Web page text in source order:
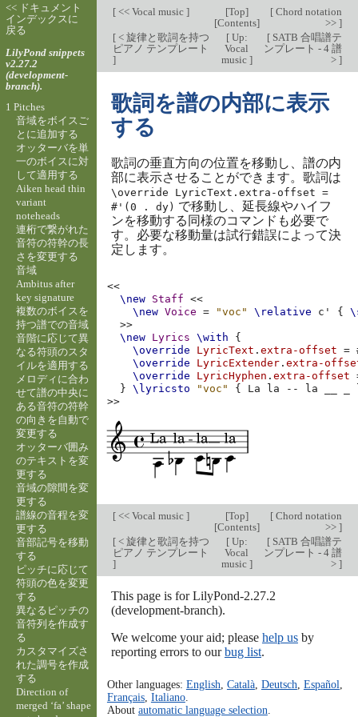
[<< Vocal music ] [Top]
[Contents]
[Chord notation
>> ]
[< 旋律と歌詞を持つ
ピアノ テンプレート
]
[Up:
Vocal
music ]
[SATB 合唱譜テ
ンプレート - 4 譜
> ]
歌詞を譜の内部に表示
する
歌詞の垂直方向の位置を移動し、譜の内
部に表示させることができます。歌詞は
\override LyricText.extra-offset =
#'(0 . dy) で移動し、延長線やハイフ
ンを移動する同様のコマンドも必要で
す。必要な移動量は試行錯誤によって決
定します。
<<
\new Staff
<<
\new Voice = "voc" \relative c' {
>>
\new Lyrics \with
{
\override
LyricText .extra-offset =
\override
LyricExtender .extra-
\override
LyricHyphen .extra-offset
}
\lyricsto "voc" { La la -- la
>>
[<< Vocal music ] [Top]
[Contents]
[Chord notation
>> ]
[< 旋律と歌詞を持つ
ピアノ テンプレート
]
[Up:
Vocal
music ]
[SATB 合唱譜テ
ンプレート - 4 譜
> ]
This page is for LilyPond-2.27.2
(development-branch).
We welcome your aid; please help usby
reporting errors to ourbug list.
Other languages: English Català, Deutsch Español
Français, Italiano.
About automatic language selection
<< ドキュメント
インデックスに
戻る
LilyPond snippets
v2.27.2
(development-
branch).
1 Pitches
音域をボイスご
とに追加する
オッターバを単
一のボイスに対
して適用する
Aiken head thin
variant
noteheads
連桁で繋がれた
音符の符幹の長
さを変更する
音域
Ambitus after
key signature
複数のボイスを
持つ譜での音域
音階に応じて異
なる符頭のスタ
イルを適用する
メロディに合わ
せて譜の中央に
ある音符の符幹
の向きを自動で
変更する
オッターバ囲み
のテキストを変
更する
音域の隙間を変
更する
譜線の音程を変
更する
音部記号を移動
する
ピッチに応じて
符頭の色を変更
する
異なるピッチの
音符列を作成す
る
カスタマイズさ
れた調号を作成
する
Direction of
merged ‘fa’ shape